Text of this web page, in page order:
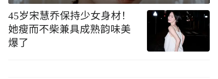
45岁宋慧乔保持少女身材！
她瘦而不柴兼具成熟韵味美
爆了